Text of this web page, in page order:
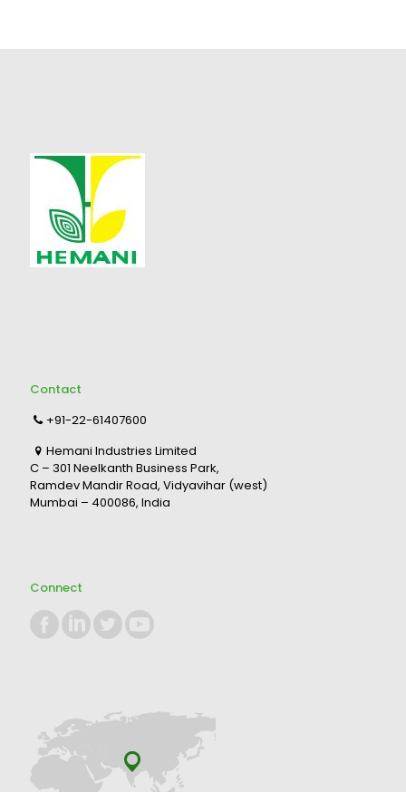
Contact
+91-22-61407600
Hemani Industries Limited
C – 301 Neelkanth Business Park,
Ramdev Mandir Road, Vidyavihar (west)
Mumbai – 400086, India
Connect